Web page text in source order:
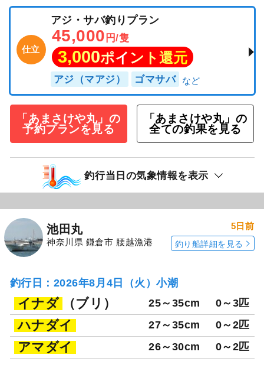
仕立
アジ・サバ釣りプラン
45,000 円/隻
3,000ポイント還元
アジ（マアジ） ゴマサバ
「あまさけや丸」の
予約プランを見る
「あまさけや丸」の
全ての釣果を見る
釣行当日の気象情報を表示
池田丸
神奈川県 鎌倉市 腰越漁港
5日前
釣り船詳細を見る
釣行日：2026年8月4日（火）小潮
イナダ （ブリ） 25～35cm 0～3匹
ハナダイ 27～35cm 0～2匹
アマダイ 26～30cm 0～2匹